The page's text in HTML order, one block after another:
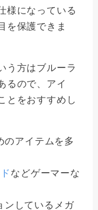
様になっている
を保護できま
う方はブルーラ
るので、アイ
とをおすすめし
のアイテムを多
などゲーマーな
ンしているメガ